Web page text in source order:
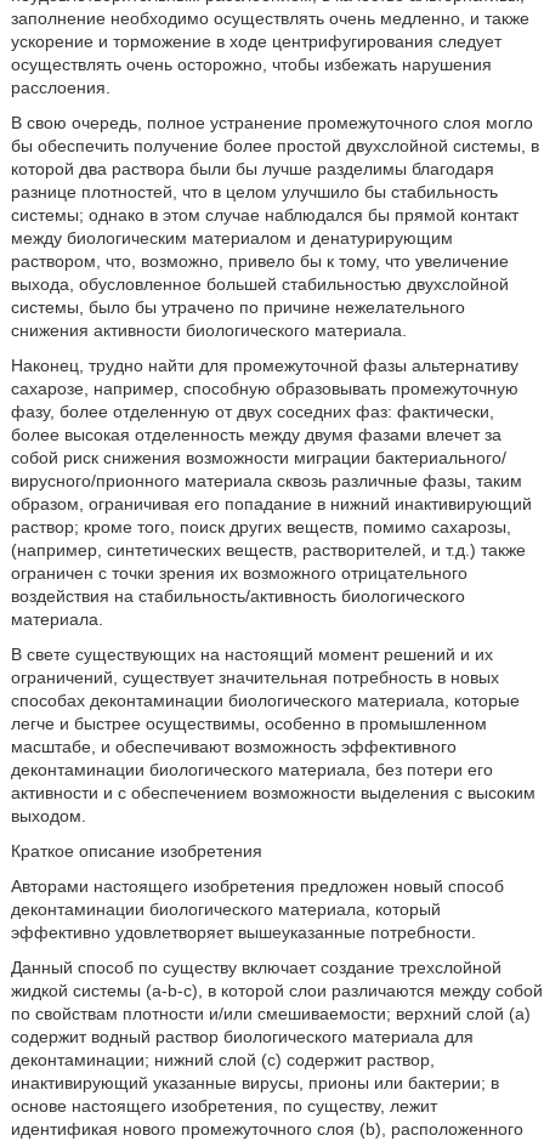
заполнение необходимо осуществлять очень медленно, и также
ускорение и торможение в ходе центрифугирования следует
осуществлять очень осторожно, чтобы избежать нарушения
расслоения.
В свою очередь, полное устранение промежуточного слоя могло
бы обеспечить получение более простой двухслойной системы, в
которой два раствора были бы лучше разделимы благодаря
разнице плотностей, что в целом улучшило бы стабильность
системы; однако в этом случае наблюдался бы прямой контакт
между биологическим материалом и денатурирующим
раствором, что, возможно, привело бы к тому, что увеличение
выхода, обусловленное большей стабильностью двухслойной
системы, было бы утрачено по причине нежелательного
снижения активности биологического материала.
Наконец, трудно найти для промежуточной фазы альтернативу
сахарозе, например, способную образовывать промежуточную
фазу, более отделенную от двух соседних фаз: фактически,
более высокая отделенность между двумя фазами влечет за
собой риск снижения возможности миграции бактериального/
вирусного/прионного материала сквозь различные фазы, таким
образом, ограничивая его попадание в нижний инактивирующий
раствор; кроме того, поиск других веществ, помимо сахарозы,
(например, синтетических веществ, растворителей, и т.д.) также
ограничен с точки зрения их возможного отрицательного
воздействия на стабильность/активность биологического
материала.
В свете существующих на настоящий момент решений и их
ограничений, существует значительная потребность в новых
способах деконтаминации биологического материала, которые
легче и быстрее осуществимы, особенно в промышленном
масштабе, и обеспечивают возможность эффективного
деконтаминации биологического материала, без потери его
активности и с обеспечением возможности выделения с высоким
выходом.
Краткое описание изобретения
Авторами настоящего изобретения предложен новый способ
деконтаминации биологического материала, который
эффективно удовлетворяет вышеуказанные потребности.
Данный способ по существу включает создание трехслойной
жидкой системы (a-b-с), в которой слои различаются между собой
по свойствам плотности и/или смешиваемости; верхний слой (а)
содержит водный раствор биологического материала для
деконтаминации; нижний слой (с) содержит раствор,
инактивирующий указанные вирусы, прионы или бактерии; в
основе настоящего изобретения, по существу, лежит
идентификая нового промежуточного слоя (b), расположенного